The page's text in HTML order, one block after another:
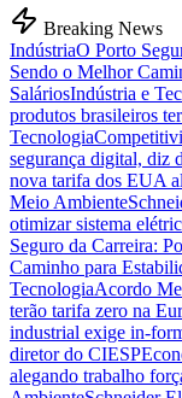
Breaking News
IndústriaO Porto
Sendo o Melhor
SaláriosIndústria e
produtos brasileiros
Tecnologia
segurança digital, diz
nova tarifa dos EUA
Meio Ambiente
otimizar sistema
Seguro da Carreira:
Caminho para
TecnologiaAcordo
terão tarifa zero na
industrial exige in-
diretor do CIESP
alegando trabalho